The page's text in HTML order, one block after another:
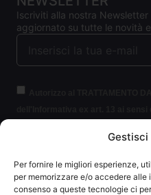
Gestisci
Per fornire le migliori esperienze,
per memorizzare e/o accedere alle
consenso a queste tecnologie ci
Iscriviti alla nostra Newsletter
aggiornato su tutte le novità
protezione delle persone fisiche
personali (per brevità GDPR 2016/
informazioni.